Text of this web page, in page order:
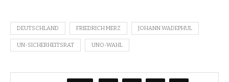
DEUTSCHLAND FRIEDRICH MERZ JOHANN WADEPHUL
UN-SICHERHEITSRAT UNO-WAHL